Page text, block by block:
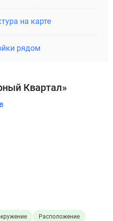
на карте
рядом
Квартал»
Расположение